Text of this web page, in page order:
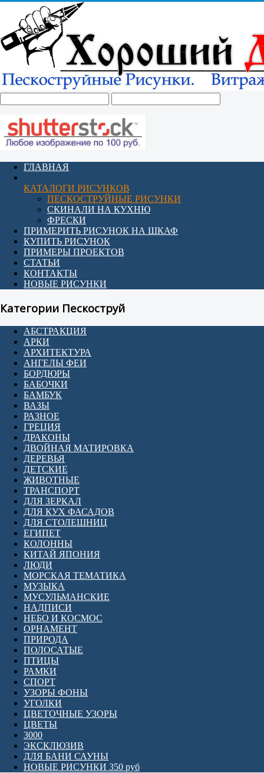
ГЛАВНАЯ
КАТАЛОГИ РИСУНКОВ
ПЕСКОСТРУЙНЫЕ РИСУНКИ
СКИНАЛИ НА КУХНЮ
ФРЕСКИ
ПРИМЕРИТЬ РИСУНОК НА ШКАФ
КУПИТЬ РИСУНОК
ПРИМЕРЫ ПРОЕКТОВ
СТАТЬИ
КОНТАКТЫ
НОВЫЕ РИСУНКИ
Категории Пескоструй
АБСТРАКЦИЯ
АРКИ
АРХИТЕКТУРА
АНГЕЛЫ ФЕИ
БОРДЮРЫ
БАБОЧКИ
БАМБУК
ВАЗЫ
РАЗНОЕ
ГРЕЦИЯ
ДРАКОНЫ
ДВОЙНАЯ МАТИРОВКА
ДЕРЕВЬЯ
ДЕТСКИЕ
ЖИВОТНЫЕ
ТРАНСПОРТ
ДЛЯ ЗЕРКАЛ
ДЛЯ КУХ ФАСАДОВ
ДЛЯ СТОЛЕШНИЦ
ЕГИПЕТ
КОЛОННЫ
КИТАЙ ЯПОНИЯ
ЛЮДИ
МОРСКАЯ ТЕМАТИКА
МУЗЫКА
МУСУЛЬМАНСКИЕ
НАДПИСИ
НЕБО И КОСМОС
ОРНАМЕНТ
ПРИРОДА
ПОЛОСАТЫЕ
ПТИЦЫ
РАМКИ
СПОРТ
УЗОРЫ ФОНЫ
УГОЛКИ
ЦВЕТОЧНЫЕ УЗОРЫ
ЦВЕТЫ
3000
ЭКСКЛЮЗИВ
ДЛЯ БАНИ САУНЫ
НОВЫЕ РИСУНКИ 350 руб